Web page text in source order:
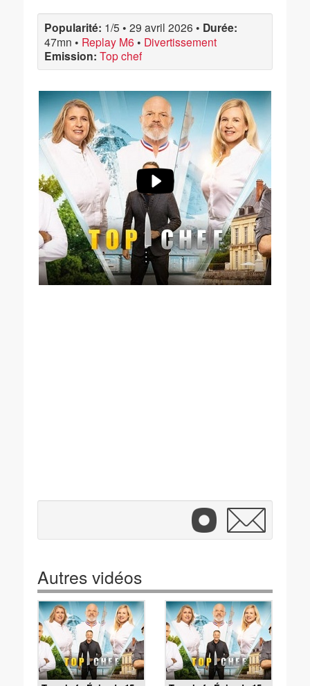
Popularité: 1/5 • 29 avril 2026 • Durée:
47mn • Replay M6 • Divertissement
Emission: Top chef
Autres vidéos